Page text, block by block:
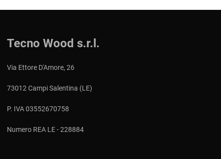
Tecno Wood s.r.l.
Via Ettore D'Amore, 26
73012 Campi Salentina (LE)
P. IVA 03552670758
Numero REA LE - 228884